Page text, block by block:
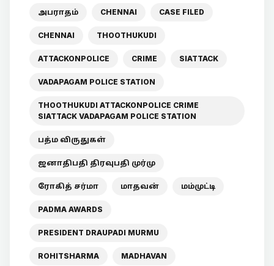
அபராதம் CHENNAI CASE FILED
CHENNAI THOOTHUKUDI
ATTACKONPOLICE CRIME SIATTACK
VADAPAGAM POLICE STATION
THOOTHUKUDI ATTACKONPOLICE CRIME
SIATTACK VADAPAGAM POLICE STATION
பத்ம விருதுகள்
ஜனாதிபதி திரவுபதி முர்மு
ரோகித் சர்மா மாதவன் மம்முட்டி
PADMA AWARDS
PRESIDENT DRAUPADI MURMU
ROHITSHARMA MADHAVAN